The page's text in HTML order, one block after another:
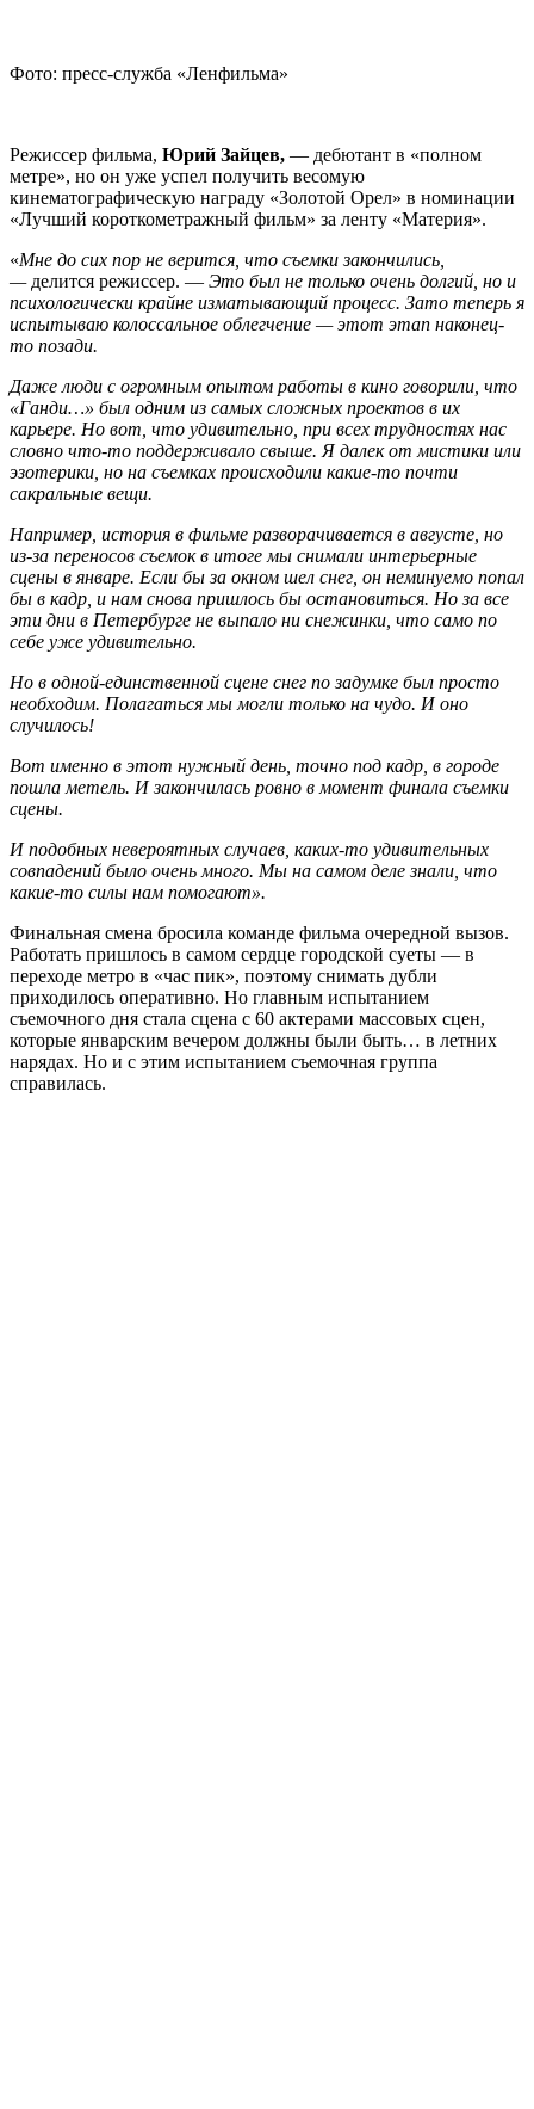
Фото: пресс-служба «Ленфильма»
Режиссер фильма, Юрий Зайцев, — дебютант в «полном
метре», но он уже успел получить весомую
кинематографическую награду «Золотой Орел» в номинации
«Лучший короткометражный фильм» за ленту «Материя».
«Мне до сих пор не верится, что съемки закончились,
— делится режиссер. — Это был не только очень долгий, но и
психологически крайне изматывающий процесс. Зато теперь я
испытываю колоссальное облегчение — этот этап наконец-
то позади.
Даже люди с огромным опытом работы в кино говорили, что
«Ганди…» был одним из самых сложных проектов в их
карьере. Но вот, что удивительно, при всех трудностях нас
словно что-то поддерживало свыше. Я далек от мистики или
эзотерики, но на съемках происходили какие-то почти
сакральные вещи.
Например, история в фильме разворачивается в августе, но
из-за переносов съемок в итоге мы снимали интерьерные
сцены в январе. Если бы за окном шел снег, он неминуемо попал
бы в кадр, и нам снова пришлось бы остановиться. Но за все
эти дни в Петербурге не выпало ни снежинки, что само по
себе уже удивительно.
Но в одной-единственной сцене снег по задумке был просто
необходим. Полагаться мы могли только на чудо. И оно
случилось!
Вот именно в этот нужный день, точно под кадр, в городе
пошла метель. И закончилась ровно в момент финала съемки
сцены.
И подобных невероятных случаев, каких-то удивительных
совпадений было очень много. Мы на самом деле знали, что
какие-то силы нам помогают».
Финальная смена бросила команде фильма очередной вызов.
Работать пришлось в самом сердце городской суеты — в
переходе метро в «час пик», поэтому снимать дубли
приходилось оперативно. Но главным испытанием
съемочного дня стала сцена с 60 актерами массовых сцен,
которые январским вечером должны были быть… в летних
нарядах. Но и с этим испытанием съемочная группа
справилась.